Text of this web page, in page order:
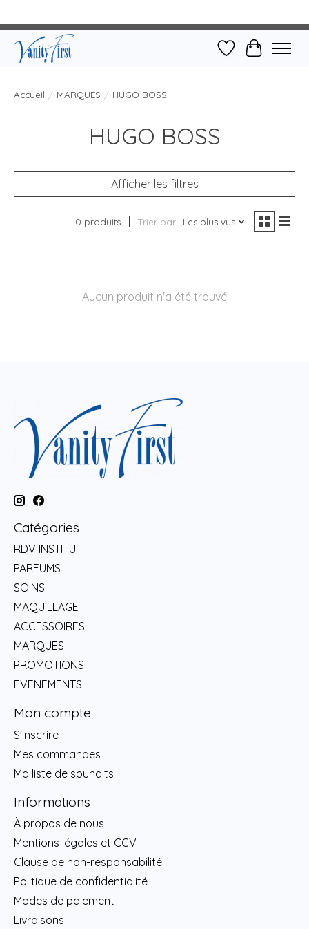
Liste dePanier
Accueil / MARQUES / HUGO BOSS
HUGO BOSS
Afficher les filtres
0 produits Trier par Les plus vus
Aucun produit n'a été trouvé
Catégories
RDV INSTITUT
PARFUMS
SOINS
MAQUILLAGE
ACCESSOIRES
MARQUES
PROMOTIONS
EVENEMENTS
Mon compte
S'inscrire
Mes commandes
Ma liste de souhaits
Informations
À propos de nous
Mentions légales et CGV
Clause de non-responsabilité
Politique de confidentialité
Modes de paiement
Livraisons